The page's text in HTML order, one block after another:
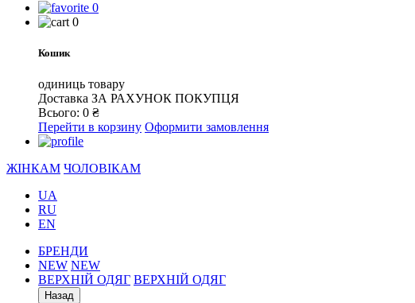
0
0
Кошик
одиниць товару
Доставка ЗА РАХУНОК ПОКУПЦЯ
Всього: 0 ₴
Перейти в корзину Оформити замовлення
ЖІНКАМ ЧОЛОВІКАМ
UA
RU
EN
БРЕНДИ
NEW NEW
ВЕРХНІЙ ОДЯГ ВЕРХНІЙ ОДЯГ
Назад